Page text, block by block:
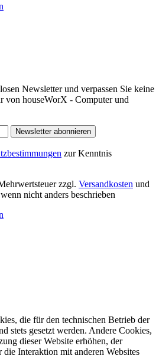
Newsletter und verpassen Sie keine
von houseWorX - Computer und
Newsletter abonnieren
zur Kenntnis
zzgl. Versandkosten und
nicht anders beschrieben
die für den technischen Betrieb der
stets gesetzt werden. Andere Cookies,
dieser Website erhöhen, der
Interaktion mit anderen Websites